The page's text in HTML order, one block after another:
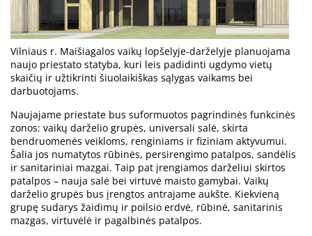
Vilniaus r. Maišiagalos vaikų lopšelyje-darželyje planuojama
naujo priestato statyba, kuri leis padidinti ugdymo vietų
skaičių ir užtikrinti šiuolaikiškas sąlygas vaikams bei
darbuotojams.
Naujajame priestate bus suformuotos pagrindinės funkcinės
zonos: vaikų darželio grupės, universali salė, skirta
bendruomenės veikloms, renginiams ir fiziniam aktyvumui.
Šalia jos numatytos rūbinės, persirengimo patalpos, sandėlis
ir sanitariniai mazgai. Taip pat įrengiamos darželiui skirtos
patalpos – nauja salė bei virtuvė maisto gamybai. Vaikų
darželio grupės bus įrengtos antrajame aukšte. Kiekvieną
grupę sudarys žaidimų ir poilsio erdvė, rūbinė, sanitarinis
mazgas, virtuvėlė ir pagalbinės patalpos.